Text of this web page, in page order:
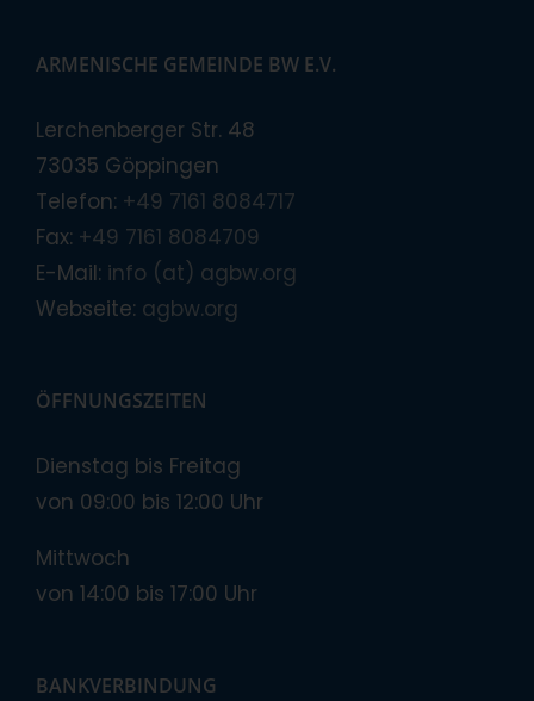
ARMENISCHE GEMEINDE BW E.V.
Lerchenberger Str. 48
73035 Göppingen
Telefon: +49 7161 8084717
Fax: +49 7161 8084709
E-Mail: info (at) agbw.org
Webseite: agbw.org
ÖFFNUNGSZEITEN
Dienstag bis Freitag
von 09:00 bis 12:00 Uhr
Mittwoch
von 14:00 bis 17:00 Uhr
BANKVERBINDUNG